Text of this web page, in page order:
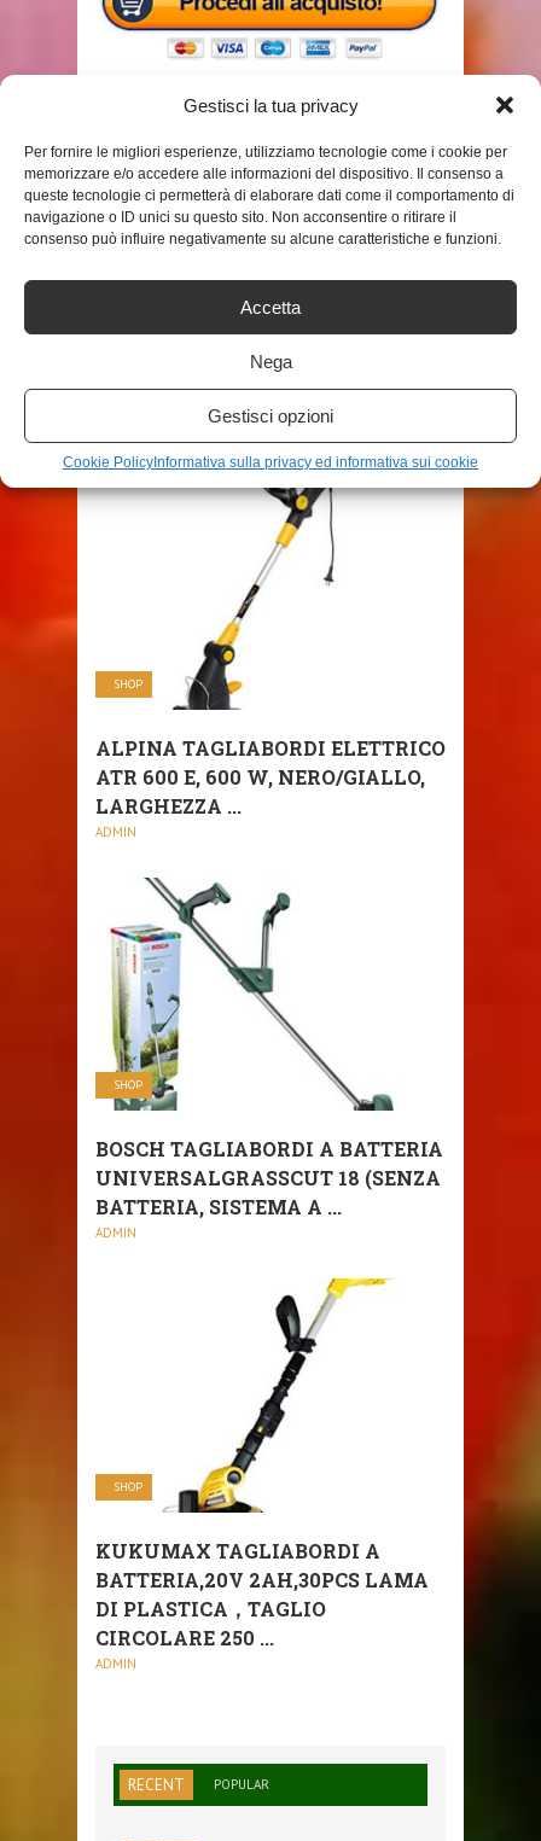
Gestisci la tua privacy
Per fornire le migliori esperienze, utilizziamo tecnologie come i cookie per
memorizzare e/o accedere alle informazioni del dispositivo. Il consenso a
queste tecnologie ci permetterà di elaborare dati come il comportamento di
navigazione o ID unici su questo sito. Non acconsentire o ritirare il
consenso può influire negativamente su alcune caratteristiche e funzioni.
Accetta
Nega
Gestisci opzioni
Cookie Policy Informativa sulla privacy ed informativa sui cookie
TAGS TAGLIABORDI
SHARE THIS POST
RELATED POSTS
SHOP
ALPINA TAGLIABORDI ELETTRICO
ATR 600 E, 600 W, NERO/GIALLO,
LARGHEZZA ...
ADMIN
SHOP
BOSCH TAGLIABORDI A BATTERIA
UNIVERSALGRASSCUT 18 (SENZA
BATTERIA, SISTEMA A ...
ADMIN
SHOP
KUKUMAX TAGLIABORDI A
BATTERIA,20V 2AH,30PCS LAMA
DI PLASTICA，TAGLIO
CIRCOLARE 250 ...
ADMIN
RECENT POPULAR